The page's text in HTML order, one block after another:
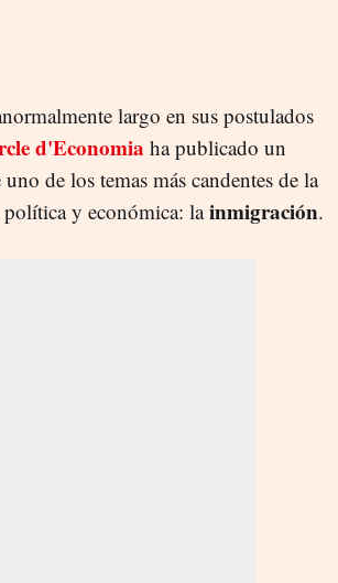
largo en sus postulados
d'Economia ha publicado un
de los temas más candentes de la
y económica: lainmigración.